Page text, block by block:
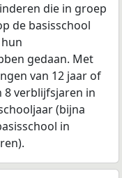
die in groep
de basisschool
gedaan. Met
van 12 jaar of
8 verblijfsjaren in
(bijna
in